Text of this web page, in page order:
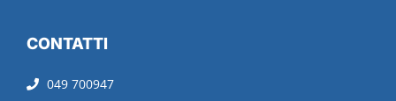
CONTATTI
049 700947